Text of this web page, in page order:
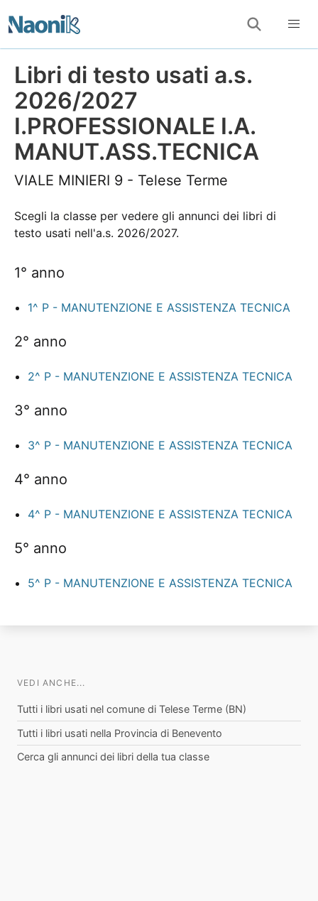
Libri di testo usati a.s.
2026/2027
I.PROFESSIONALE I.A.
MANUT.ASS.TECNICA
VIALE MINIERI 9 - Telese Terme
Scegli la classe per vedere gli annunci dei libri di
testo usati nell'a.s. 2026/2027.
1° anno
1^ P - MANUTENZIONE E ASSISTENZA TECNICA
2° anno
2^ P - MANUTENZIONE E ASSISTENZA TECNICA
3° anno
3^ P - MANUTENZIONE E ASSISTENZA TECNICA
4° anno
4^ P - MANUTENZIONE E ASSISTENZA TECNICA
5° anno
5^ P - MANUTENZIONE E ASSISTENZA TECNICA
VEDI ANCHE...
Tutti i libri usati nel comune di Telese Terme (BN)
Tutti i libri usati nella Provincia di Benevento
Cerca gli annunci dei libri della tua classe